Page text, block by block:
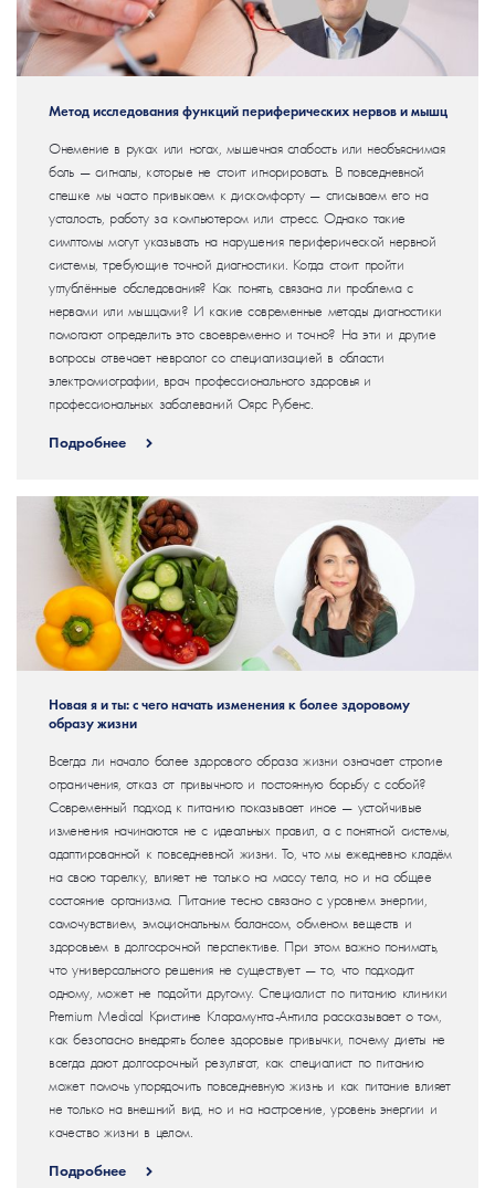
Метод исследования функций периферических нервов и мышц
Онемение в руках или ногах, мышечная слабость или необъяснимая
боль — сигналы, которые не стоит игнорировать. В повседневной
спешке мы часто привыкаем к дискомфорту — списываем его на
усталость, работу за компьютером или стресс. Однако такие
симптомы могут указывать на нарушения периферической нервной
системы, требующие точной диагностики. Когда стоит пройти
углублённые обследования? Как понять, связана ли проблема с
нервами или мышцами? И какие современные методы диагностики
помогают определить это своевременно и точно? На эти и другие
вопросы отвечает невролог со специализацией в области
электромиографии, врач профессионального здоровья и
профессиональных заболеваний Оярс Рубенс.
Подробнее
Новая я и ты: с чего начать изменения к более здоровому
образу жизни
Всегда ли начало более здорового образа жизни означает строгие
ограничения, отказ от привычного и постоянную борьбу с собой?
Современный подход к питанию показывает иное — устойчивые
изменения начинаются не с идеальных правил, а с понятной системы,
адаптированной к повседневной жизни. То, что мы ежедневно кладём
на свою тарелку, влияет не только на массу тела, но и на общее
состояние организма. Питание тесно связано с уровнем энергии,
самочувствием, эмоциональным балансом, обменом веществ и
здоровьем в долгосрочной перспективе. При этом важно понимать,
что универсального решения не существует — то, что подходит
одному, может не подойти другому. Специалист по питанию клиники
Premium Medical Кристине Кларамунта-Антила рассказывает о том,
как безопасно внедрять более здоровые привычки, почему диеты не
всегда дают долгосрочный результат, как специалист по питанию
может помочь упорядочить повседневную жизнь и как питание влияет
не только на внешний вид, но и на настроение, уровень энергии и
качество жизни в целом.
Подробнее